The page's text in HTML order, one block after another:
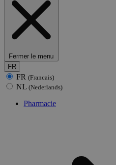
Fermer le menu
FR
FR (Francais)
NL (Nederlands)
Pharmacie